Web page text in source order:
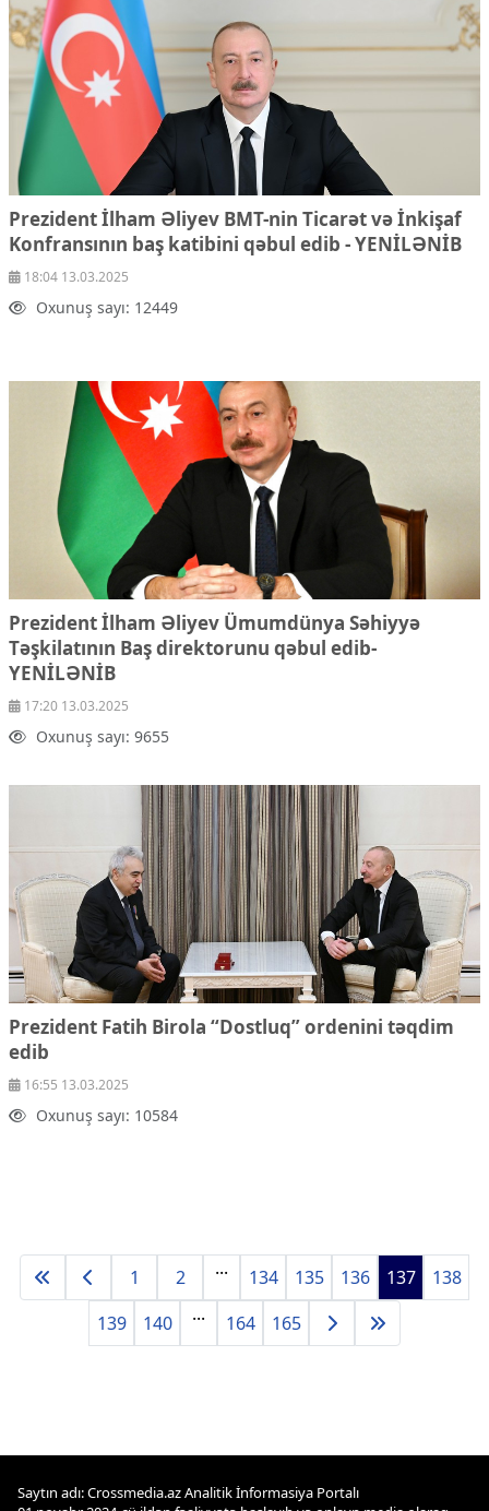
Prezident İlham Əliyev BMT-nin Ticarət və İnkişaf
Konfransının baş katibini qəbul edib - YENİLƏNİB
18:04 13.03.2025
Oxunuş sayı: 12449
Prezident İlham Əliyev Ümumdünya Səhiyyə
Təşkilatının Baş direktorunu qəbul edib-
YENİLƏNİB
17:20 13.03.2025
Oxunuş sayı: 9655
Prezident Fatih Birola “Dostluq” ordenini təqdim
edib
16:55 13.03.2025
Oxunuş sayı: 10584
1 2 ... 134 135 136 137
138
139
140 ... 164 165
Saytın adı: Crossmedia.az Analitik İnformasiya Portalı